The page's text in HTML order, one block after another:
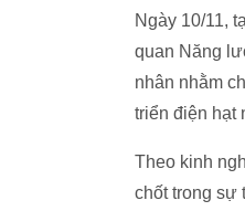
Ngày 10/11,
quan Năng
nhân nhằm
triển điện hạt
Theo kinh
chốt trong sự